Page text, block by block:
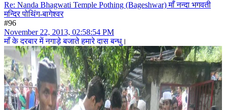
Re: Nanda Bhagwati Temple Pothing (Bageshwar) माँ नन्दा भगवती
मन्दिर पोथिंग-बागेश्वर
#96
November 22, 2013, 02:58:54 PM
माँ के दरबार में नगाड़े बजाते हमारे दास बन्धु।